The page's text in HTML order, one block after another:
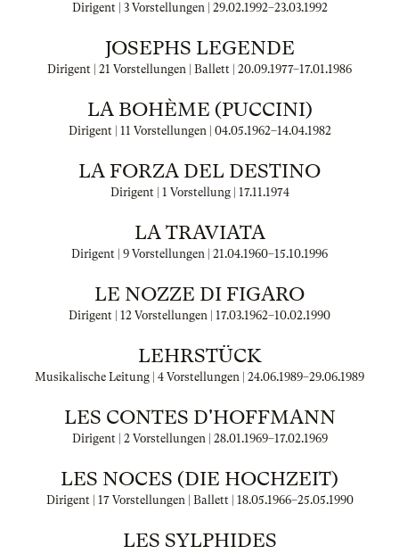
Dirigent | 3 Vorstellungen | 29.02.1992–23.03.1992
JOSEPHS LEGENDE
Dirigent | 21 Vorstellungen | Ballett | 20.09.1977–17.01.1986
LA BOHÈME (PUCCINI)
Dirigent | 11 Vorstellungen | 04.05.1962–14.04.1982
LA FORZA DEL DESTINO
Dirigent | 1 Vorstellung | 17.11.1974
LA TRAVIATA
Dirigent | 9 Vorstellungen | 21.04.1960–15.10.1996
LE NOZZE DI FIGARO
Dirigent | 12 Vorstellungen | 17.03.1962–10.02.1990
LEHRSTÜCK
Musikalische Leitung | 4 Vorstellungen | 24.06.1989–29.06.1989
LES CONTES D'HOFFMANN
Dirigent | 2 Vorstellungen | 28.01.1969–17.02.1969
LES NOCES (DIE HOCHZEIT)
Dirigent | 17 Vorstellungen | Ballett | 18.05.1966–25.05.1990
LES SYLPHIDES